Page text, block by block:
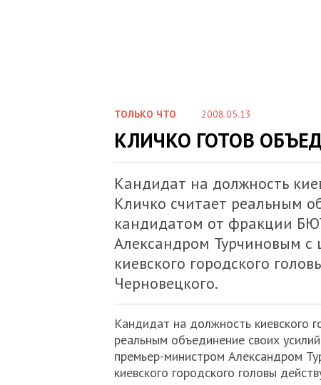
ТОЛЬКО ЧТО 2008.05.13
КЛИЧКО ГОТОВ
Кандидат на должность
Кличко считает реальным
кандидатом от фракции
Александром Турчиновым с
киевского городского
Черновецкого.
Кандидат на должность киевского
реальным объединение своих
премьер-министром Александром
киевского городского головы